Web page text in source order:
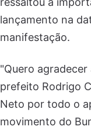
lançamento na
manifestação.
"Quero
prefeito Rodrigo
Neto por todo o
movimento do